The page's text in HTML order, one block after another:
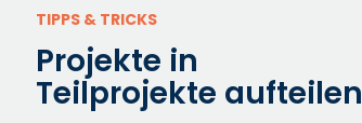
TIPPS & TRICKS
Projekte in
Teilprojekte aufteilen